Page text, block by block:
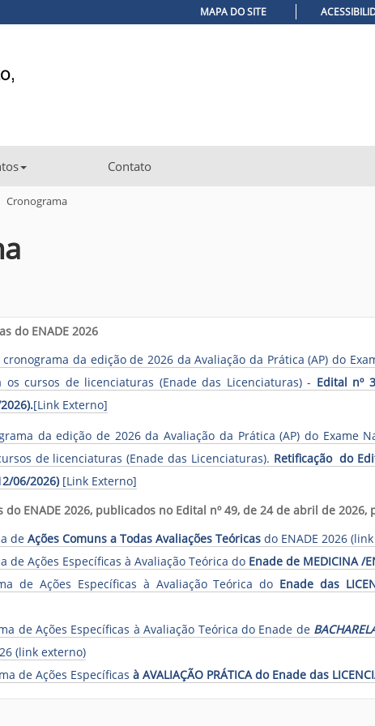
MAPA DO SITE
Contato
Cronograma
do ENADE 2026
cronograma da edição de 2026 da Avaliação da Prática (AP) do
os cursos de licenciaturas (Enade das Licenciaturas) - Edital nº
[Link Externo]
da edição de 2026 da Avaliação da Prática (AP) do Exame
de licenciaturas (Enade das Licenciaturas). Retificaçãodo
06/2026)[LinkExterno]
ENADE 2026, publicados no Edital nº49, de 24 de abril de 2026,
de Ações Comuns a Todas Avaliações Teóricasdo ENADE 2026
de Ações Específicas à Avaliação Teórica do Enade de MEDICINA /
de Ações Específicas à Avaliação Teórica do Enade das
de Ações Específicas à Avaliação Teórica do Enade de
(link externo)
de Ações Específicas à AVALIAÇÃO PRÁTICA do Enade das